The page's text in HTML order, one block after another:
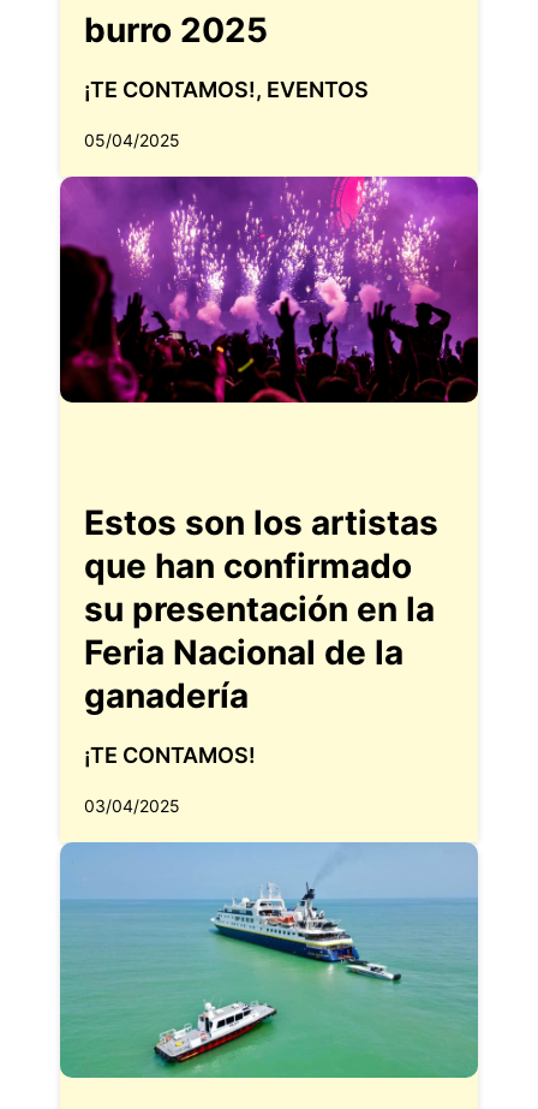
burro 2025
¡TE CONTAMOS!, EVENTOS
05/04/2025
Estos son los artistas
que han confirmado
su presentación en la
Feria Nacional de la
ganadería
¡TE CONTAMOS!
03/04/2025